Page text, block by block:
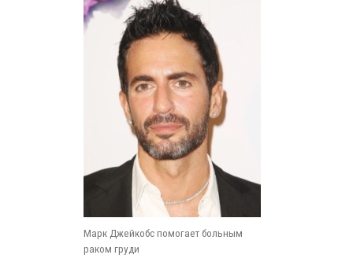
Марк Джейкобс помогает больным
раком груди